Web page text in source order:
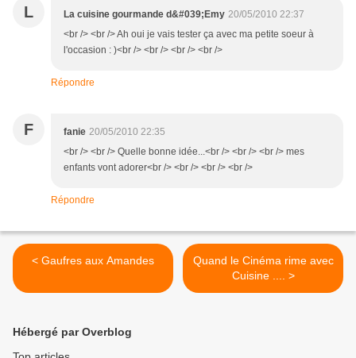
L La cuisine gourmande d&#039;Emy 20/05/2010 22:37
<br /> <br /> Ah oui je vais tester ça avec ma petite soeur à
l'occasion : )<br /> <br /> <br /> <br />
Répondre
F fanie 20/05/2010 22:35
<br /> <br /> Quelle bonne idée...<br /> <br /> <br /> mes
enfants vont adorer<br /> <br /> <br /> <br />
Répondre
< Gaufres aux Amandes
Quand le Cinéma rime avec
Cuisine .... >
Hébergé par Overblog